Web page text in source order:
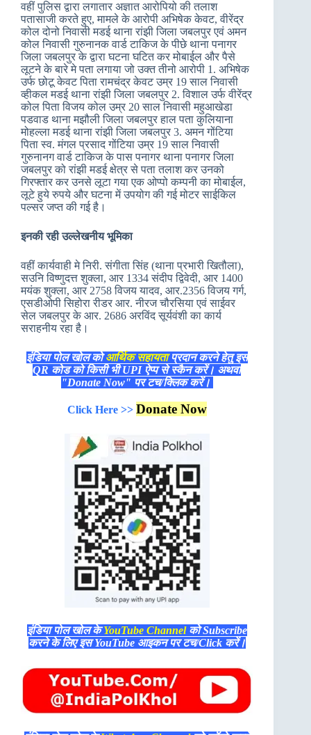
वहीं पुलिस द्वारा लगातार अज्ञात आरोपियो की तलाश
पतासाजी करते हुए, मामले के आरोपी अभिषेक केवट, वीरेंद्र
कोल दोनो निवासी मडई थाना रांझी जिला जबलपुर एवं अमन
कोल निवासी गुरुनानक वार्ड टाकिज के पीछे थाना पनागर
जिला जबलपुर के द्वारा घटना घटित कर मोबाईल और पैसे
लूटने के बारे मे पता लगाया जो उक्त तीनो आरोपी 1. अभिषेक
उर्फ छोटू केवट पिता रामचंद्र केवट उम्र 19 साल निवासी
व्हीकल मडई थाना रांझी जिला जबलपुर 2. विशाल उर्फ वीरेंद्र
कोल पिता विजय कोल उम्र 20 साल निवासी महुआखेडा
पडवाड थाना मझौली जिला जबलपुर हाल पता कुलियाना
मोहल्ला मडई थाना रांझी जिला जबलपुर 3. अमन गोंटिया
पिता स्व. मंगल प्रसाद गोंटिया उम्र 19 साल निवासी
गुरुनानग वार्ड टाकिज के पास पनागर थाना पनागर जिला
जबलपुर को रांझी मडई क्षेत्र से पता तलाश कर उनको
गिरफ्तार कर उनसे लूटा गया एक ओप्पो कम्पनी का मोबाईल,
लूटे हुये रुपये और घटना में उपयोग की गई मोटर साईकिल
पल्सर जप्त की गई है।
इनकी रही उल्लेखनीय भूमिका
वहीं कार्यवाही मे निरी. संगीता सिंह (थाना प्रभारी खितौला),
सउनि विष्णुदत्त शुक्ला, आर 1334 संदीप द्विवेदी, आर 1400
मयंक शुक्ला, आर 2758 विजय यादव, आर.2356 विजय गर्ग,
एसडीओपी सिहोरा रीडर आर. नीरज चौरसिया एवं साईवर
सेल जबलपुर के आर. 2686 अरविंद सूर्यवंशी का कार्य
सराहनीय रहा है।
इंडिया पोल खोल कोआर्थिक सहायताप्रदान करने हेतु इस
QR कोड को किसी भी UPI ऐप्प से स्कैन करें। अथवा
"Donate Now" पर टच/क्लिक करें।
Click Here >> Donate Now
इंडिया पोल खोल केYouTube Channelको Subscribe
करने के लिए इस YouTube आइकन पर टच/Click करें।